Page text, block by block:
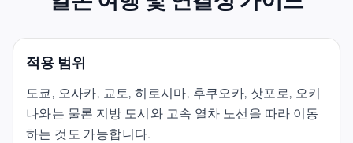
적용 범위
도쿄, 오사카, 교토, 히로시마, 후쿠오카, 삿포로, 오키
나와는 물론 지방 도시와 고속 열차 노선을 따라 이동
하는 것도 가능합니다.